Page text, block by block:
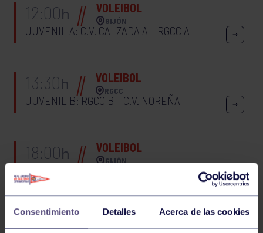
Consentimiento Detalles Acerca de las cookies
12:00h VOLEIBOL
GIJÓN
JUVENIL A: C.V. CALZADA A – RGCC A
13:30h VOLEIBOL
RGCC
JUVENIL B: RGCC B – C.V. NOREÑA
18:00h VOLEIBOL
GIJÓN
2ª FEMENINA: C.V. LA CALZADA B – RGCC
FEM.
13:00h